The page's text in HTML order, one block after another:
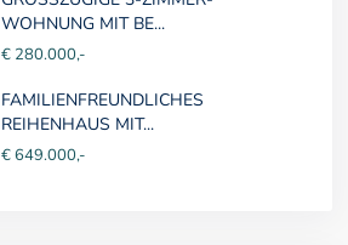
WOHNUNG MIT BE...
€ 280.000,-
FAMILIENFREUNDLICHES
REIHENHAUS MIT...
€ 649.000,-